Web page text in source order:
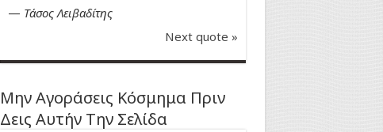
— Τάσος Λειβαδίτης
Next quote »
Μην Αγοράσεις Κόσμημα Πριν
Δεις Αυτήν Την Σελίδα